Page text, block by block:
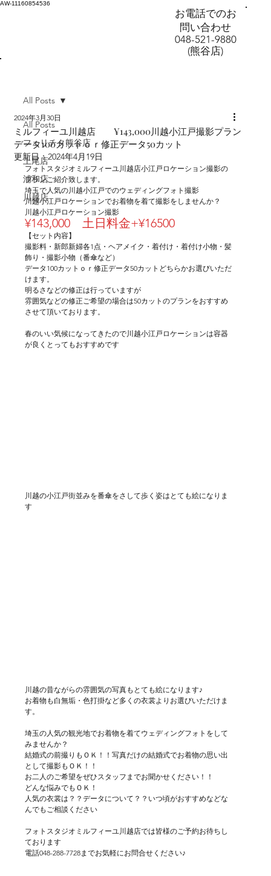
AW-11160854536
お電話でのお
問い合わせ
048-521-9880
(熊谷店)
All Posts
フェリチタ熊谷店
上尾店
浦和店
川越店
All Posts
ミルフィーユ川越店 ¥143,000川越小江戸撮影プラン
データ100カットｏｒ修正データ50カット
2024年3月30日
更新日：2024年4月19日
フォトスタジオミルフィーユ川越店小江戸ロケーション撮影の
プランご紹介致します。
埼玉で人気の川越小江戸でのウェディングフォト撮影
川越小江戸ロケーションでお着物を着て撮影をしませんか？
川越小江戸ロケーション撮影
¥143,000　土日料金+¥16500
【セット内容】
撮影料・新郎新婦各1点・ヘアメイク・着付け・着付け小物・髪
飾り・撮影小物（番傘など）
データ100カットｏｒ修正データ50カットどちらかお選びいただ
けます。
明るさなどの修正は行っていますが
雰囲気などの修正ご希望の場合は50カットのプランをおすすめ
させて頂いております。
春のいい気候になってきたので川越小江戸ロケーションは容器
が良くとってもおすすめです
川越の小江戸街並みを番傘をさして歩く姿はとても絵になりま
す
川越の昔ながらの雰囲気の写真もとても絵になります♪
お着物も白無垢・色打掛など多くの衣裳よりお選びいただけま
す。
埼玉の人気の観光地でお着物を着てウェディングフォトをして
みませんか？
結婚式の前撮りもＯＫ！！写真だけの結婚式でお着物の思い出
として撮影もＯＫ！！
お二人のご希望をぜひスタッフまでお聞かせください！！
どんな悩みでもＯＫ！
人気の衣裳は？？データについて？？いつ頃がおすすめなどな
んでもご相談ください
フォトスタジオミルフィーユ川越店では皆様のご予約お待ちし
ております
電話048-288-7728までお気軽にお問合せください♪